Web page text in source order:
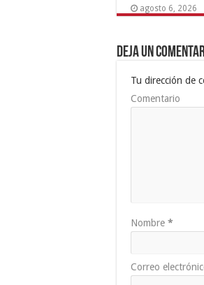
agosto 6, 2026
Deja un
Tu dirección de
Comentario
Nombre *
Correo